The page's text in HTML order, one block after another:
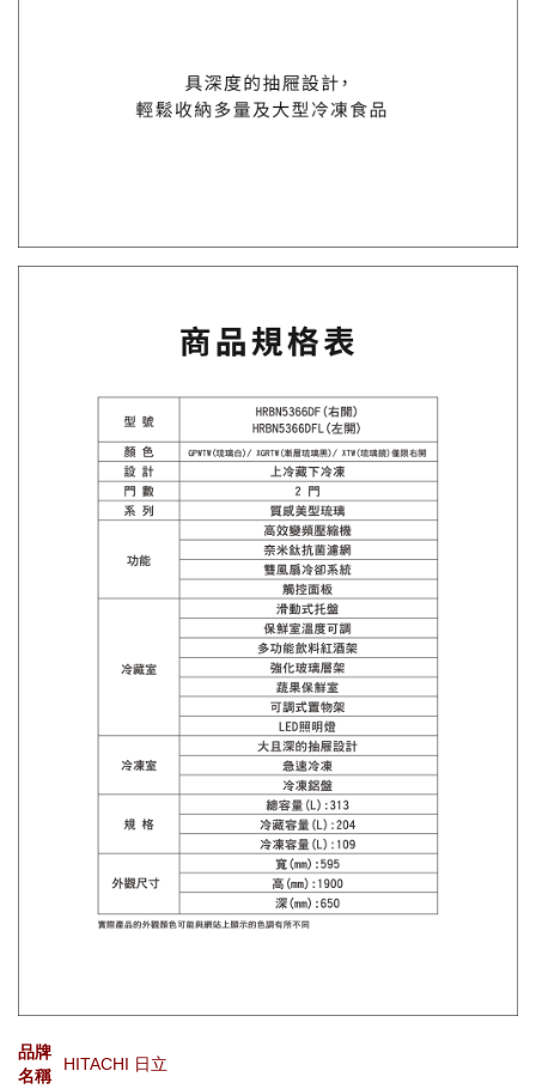
品牌
名稱
HITACHI 日立